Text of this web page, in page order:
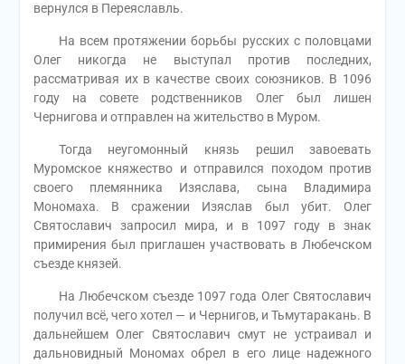
вернулся в Переяславль.
На всем протяжении борьбы русских с половцами
Олег никогда не выступал против последних,
рассматривая их в качестве своих союзников. В 1096
году на совете родственников Олег был лишен
Чернигова и отправлен на жительство в Муром.
Тогда неугомонный князь решил завоевать
Муромское княжество и отправился походом против
своего племянника Изяслава, сына Владимира
Мономаха. В сражении Изяслав был убит. Олег
Святославич запросил мира, и в 1097 году в знак
примирения был приглашен участвовать в Любечском
съезде князей.
На Любечском съезде 1097 года Олег Святославич
получил всё, чего хотел — и Чернигов, и Тьмутаракань. В
дальнейшем Олег Святославич смут не устраивал и
дальновидный Мономах обрел в его лице надежного